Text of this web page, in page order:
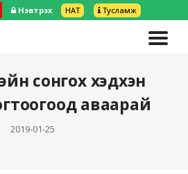
Нэвтрэх НӨАТ Тусламж
сонгох хэдхэн
аваарай
2019-01-25